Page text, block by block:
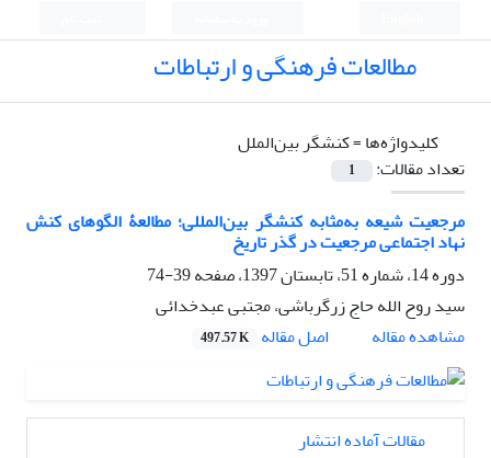
مطالعات فرهنگی و ارتباطات
کلیدواژه‌ها =کنشگر بین‌الملل
تعداد مقالات:
1
مرجعیت شیعه به‌مثابه کنشگر بین‌المللی؛ مطالعۀ الگوهای کنش
نهاد اجتماعی مرجعیت در گذر تاریخ
دوره 14، شماره 51، تابستان 1397، صفحه
39-74
سید روح الله حاج زرگرباشی، مجتبی عبدخدائی
مشاهده مقاله
اصل مقاله 497.57 K
مقالات آماده انتشار